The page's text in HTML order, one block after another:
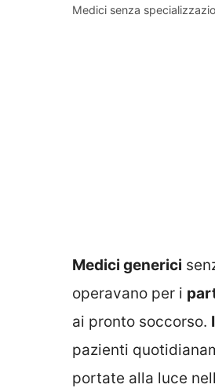
Medici senza
Medici generici
operavano per i
ai pronto soccorso.
pazienti
portate alla luce